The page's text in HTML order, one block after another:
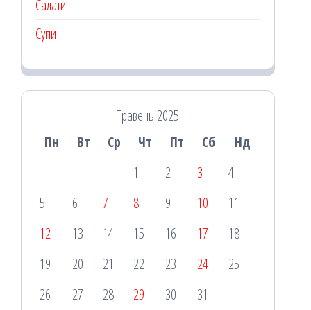
Салати
Супи
Травень 2025
Пн
Вт Ср Чт Пт Сб
Нд
1
2 3
4
5
6 7 8 9 10
11
12
13 14 15 16 17
18
19
20 21 22 23 24
25
26
27 28 29 30
31